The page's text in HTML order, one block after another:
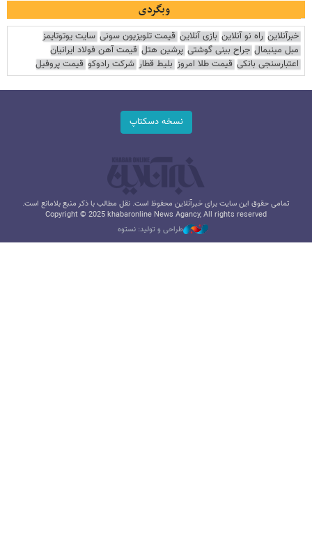
وبگردی
خبرآنلاین راه نو آنلاین بازی آنلاین قیمت تلویزیون سونی سایت یوتوتایمز
مبل مینیمال جراح بینی گوشتی پرشین هتل قیمت آهن فولاد ایرانیان
اعتبارسنجی بانکی قیمت طلا امروز بلیط قطار شرکت رادوکو قیمت پروفیل
نسخه دسکتاپ
تمامی حقوق این سایت برای خبرآنلاین محفوظ است. نقل مطالب با ذکر منبع بلامانع است.
Copyright © 2025 khabaronline News Agancy, All rights reserved
طراحی و تولید: نستوه